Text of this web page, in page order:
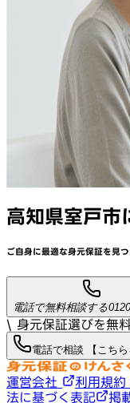
高知県室戸市
ご自身に最適な身元保証を見つ
電話で無料相談する
\ 身元保証選びを無
電話で相談 【こちら
運営会社 利用規約
法に基づく表記
掲